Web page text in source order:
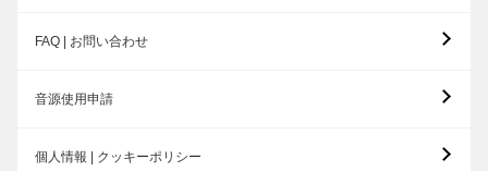
FAQ | お問い合わせ
音源使用申請
個人情報 | クッキーポリシー